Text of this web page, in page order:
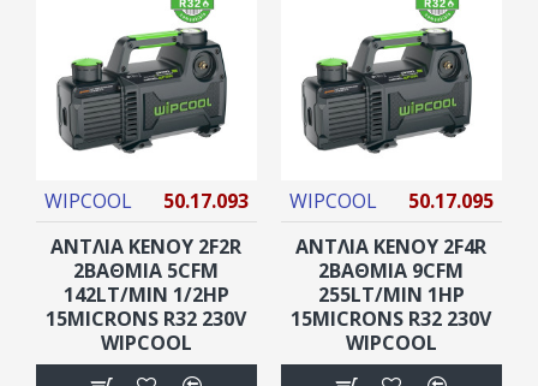
WIPCOOL
50.17.093
ΑΝΤΛΙΑ ΚΕΝΟΥ 2F2R
2ΒΆΘΜΙΑ 5CFM
142LT/MIN 1/2HP
15MICRONS R32 230V
WIPCOOL
WIPCOOL
50.17.095
ΑΝΤΛΙΑ ΚΕΝΟΥ 2F4R
2ΒΆΘΜΙΑ 9CFM
255LT/MIN 1HP
15MICRONS R32 230V
WIPCOOL